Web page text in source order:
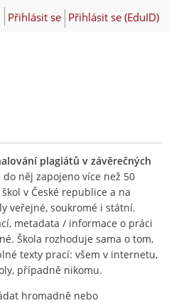
Přihlásit se Přihlásit se (EduID)
plagiátů v závěrečných
do něj zapojeno více než 50
v České republice a na
veřejné, soukromé i státní.
metadata / informace o práci
Škola rozhoduje sama o tom,
texty prací: všem v internetu,
případně nikomu.
hromadně nebo